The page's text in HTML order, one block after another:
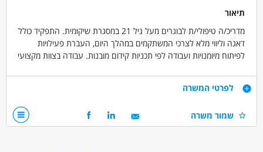
תיאור
מדריכ/ה טיפולי/ת לבוגרים מעל גיל 21 במסגרת שיקומית. התפקיד כולל
דאגה וליווי מלא לצרכי המשתקמים במהלך היום, העברת פעילויות
לפיתוח מיומנויות ועבודה לפי תכניות קידום מובנות. עבודה בצוות מקצועי
והשיקום. משרה מלאה א'-ה' 07:30-15:30, אופק להתפתחות מקצועית
ועבודה לטווח ארוך.
דרישות
ניסיון בעבודה עם אנשים עם מוגבלויות – יתרון
השכלה רלוונטית בתחום – יתרון
לפרטי המשרה
שמור משרה